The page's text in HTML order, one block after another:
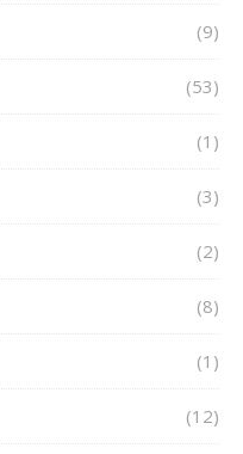
(9)
(53)
(1)
(3)
(2)
(8)
(1)
(12)